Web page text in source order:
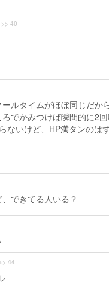
>> 40
ルタイムがほぼ同じだから
でかみつけば瞬間的に2
ないけど、HP満タンのは
できてる人いる？
>> 44